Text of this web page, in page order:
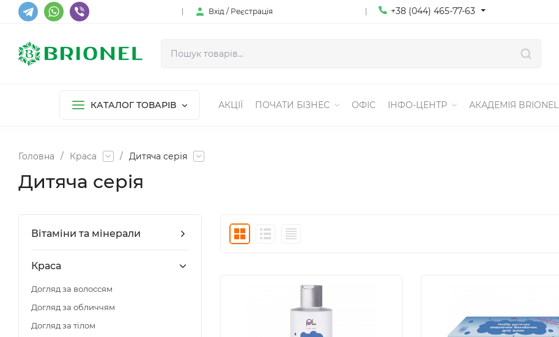
Вхід / Реєстрація +38 (044) 465-77-63
КАТАЛОГ ТОВАРІВ АКЦІЇ ПОЧАТИ БІЗНЕС ОФІС ІНФО-ЦЕНТР АКАДЕМІЯ BRIONEL
Головна / Краса / Дитяча серія
Дитяча серія
Вітаміни та мінерали
Краса
Догляд за волоссям
Догляд за обличчям
Догляд за тілом